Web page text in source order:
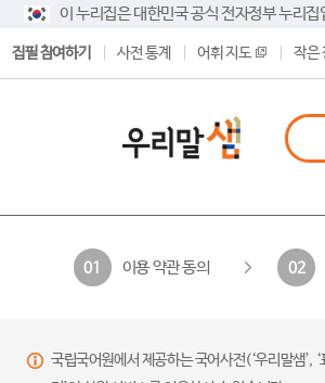
이 누리집은 대한민국 공식 전자정부 누리집
집필 참여하기 사전 통계 어휘 지도 작은
01 이용 약관 동의 02
국립국어원에서 제공하는 국어사전(‘우리말샘’,